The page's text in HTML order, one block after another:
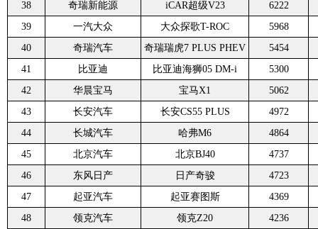
38
奇瑞新能源 iCAR超级V23
6222
39
一汽大众 大众探歌T-ROC
5968
40
奇瑞汽车 奇瑞瑞虎7 PLUS PHEV
5454
41
比亚迪 比亚迪海狮05 DM-i
5300
42
华晨宝马 宝马X1
5062
43
长安汽车 长安CS55 PLUS
4972
44
长城汽车 哈弗M6
4864
45
北京汽车 北京BJ40
4737
46
东风日产 日产奇骏
4723
47
起亚汽车 起亚赛图斯
4369
48
领克汽车 领克Z20
4236